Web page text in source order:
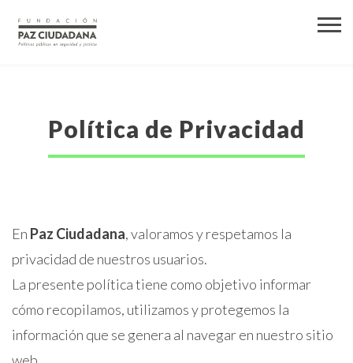
Política de Privacidad
En Paz Ciudadana, valoramos y respetamos la
privacidad de nuestros usuarios.
La presente política tiene como objetivo informar
cómo recopilamos, utilizamos y protegemos la
información que se genera al navegar en nuestro sitio